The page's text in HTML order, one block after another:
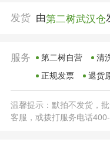
发货 由第二树武汉仓
服务 第二树自营 清
正规发票
退货
温馨提示：默拍不发货，
客服，或拨打服务电话